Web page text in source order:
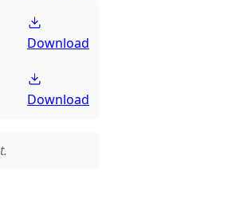
Download
Download